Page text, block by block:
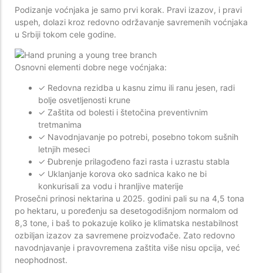
Podizanje voćnjaka je samo prvi korak. Pravi izazov, i pravi
uspeh, dolazi kroz redovno održavanje savremenih voćnjaka
u Srbiji tokom cele godine.
Osnovni elementi dobre nege voćnjaka:
✓ Redovna rezidba u kasnu zimu ili ranu jesen, radi
bolje osvetljenosti krune
✓ Zaštita od bolesti i štetočina preventivnim
tretmanima
✓ Navodnjavanje po potrebi, posebno tokom sušnih
letnjih meseci
✓ Đubrenje prilagođeno fazi rasta i uzrastu stabla
✓ Uklanjanje korova oko sadnica kako ne bi
konkurisali za vodu i hranljive materije
Prosečni prinosi nektarina u 2025. godini pali su na 4,5 tona
po hektaru, u poređenju sa desetogodišnjom normalom od
8,3 tone, i baš to pokazuje koliko je klimatska nestabilnost
ozbiljan izazov za savremene proizvođače. Zato redovno
navodnjavanje i pravovremena zaštita više nisu opcija, već
neophodnost.